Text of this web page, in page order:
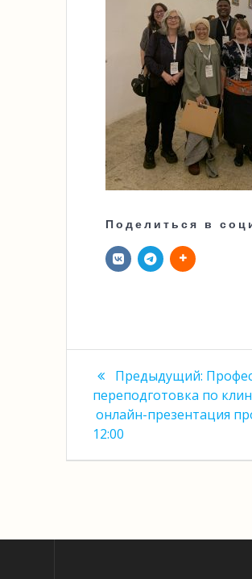
Поделиться в
Навигация
по
записям
Предыдущий:
запись:
переподготовка по
онлайн-презентация
12:00